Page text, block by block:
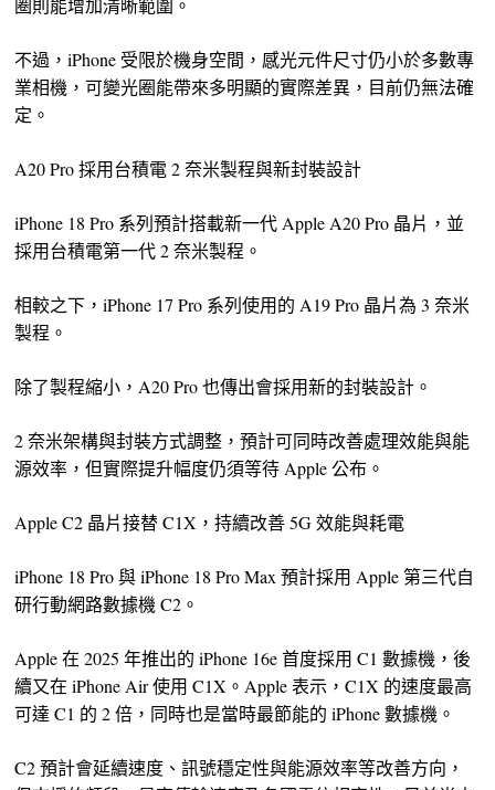
圈則能增加清晰範圍。
不過，iPhone 受限於機身空間，感光元件尺寸仍小於多數專
業相機，可變光圈能帶來多明顯的實際差異，目前仍無法確
定。
A20 Pro 採用台積電 2 奈米製程與新封裝設計
iPhone 18 Pro 系列預計搭載新一代 Apple A20 Pro 晶片，並
採用台積電第一代 2 奈米製程。
相較之下，iPhone 17 Pro 系列使用的 A19 Pro 晶片為 3 奈米
製程。
除了製程縮小，A20 Pro 也傳出會採用新的封裝設計。
2 奈米架構與封裝方式調整，預計可同時改善處理效能與能
源效率，但實際提升幅度仍須等待 Apple 公布。
Apple C2 晶片接替 C1X，持續改善 5G 效能與耗電
iPhone 18 Pro 與 iPhone 18 Pro Max 預計採用 Apple 第三代自
研行動網路數據機 C2。
Apple 在 2025 年推出的 iPhone 16e 首度採用 C1 數據機，後
續又在 iPhone Air 使用 C1X。Apple 表示，C1X 的速度最高
可達 C1 的 2 倍，同時也是當時最節能的 iPhone 數據機。
C2 預計會延續速度、訊號穩定性與能源效率等改善方向，